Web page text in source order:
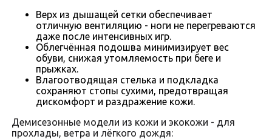
Верх из дышащей сетки обеспечивает
отличную вентиляцию - ноги не перегреваются
даже после интенсивных игр.
Облегчённая подошва минимизирует вес
обуви, снижая утомляемость при беге и
прыжках.
Влагоотводящая стелька и подкладка
сохраняют стопы сухими, предотвращая
дискомфорт и раздражение кожи.
Демисезонные модели из кожи и экокожи - для
прохлады, ветра и лёгкого дождя: